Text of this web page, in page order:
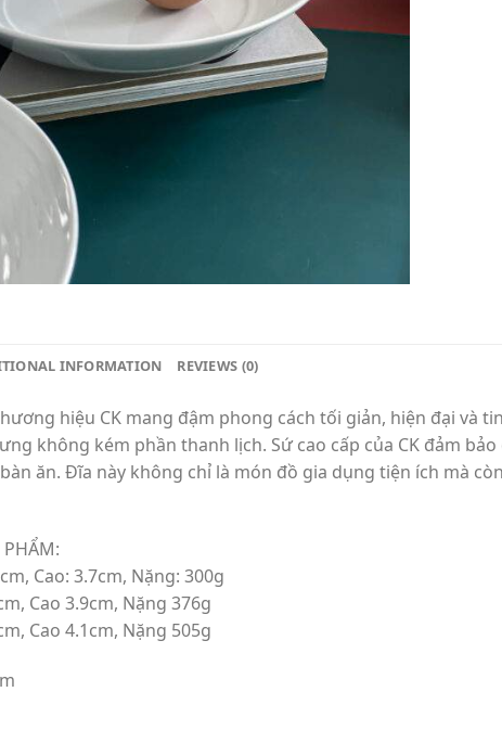
INFORMATION REVIEWS (0)
hiệu CK mang đậm phong cách tối giản, hiện đại và
không kém phần thanh lịch. Sứ cao cấp của CK đảm
ăn. Đĩa này không chỉ là món đồ gia dụng tiện ích mà
PHẨM:
Cao: 3.7cm, Nặng: 300g
Cao 3.9cm, Nặng 376g
Cao 4.1cm, Nặng 505g